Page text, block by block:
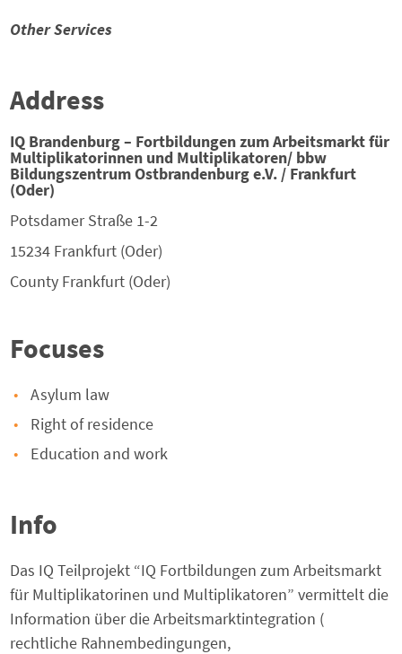
Other Services
Address
IQ Brandenburg – Fortbildungen zum Arbeitsmarkt für
Multiplikatorinnen und Multiplikatoren/ bbw
Bildungszentrum Ostbrandenburg e.V. / Frankfurt
(Oder)
Potsdamer Straße 1-2
15234 Frankfurt (Oder)
County Frankfurt (Oder)
Focuses
Asylum law
Right of residence
Education and work
Info
Das IQ Teilprojekt “IQ Fortbildungen zum Arbeitsmarkt
für Multiplikatorinen und Multiplikatoren” vermittelt die
Information über die Arbeitsmarktintegration (
rechtliche Rahnembedingungen,